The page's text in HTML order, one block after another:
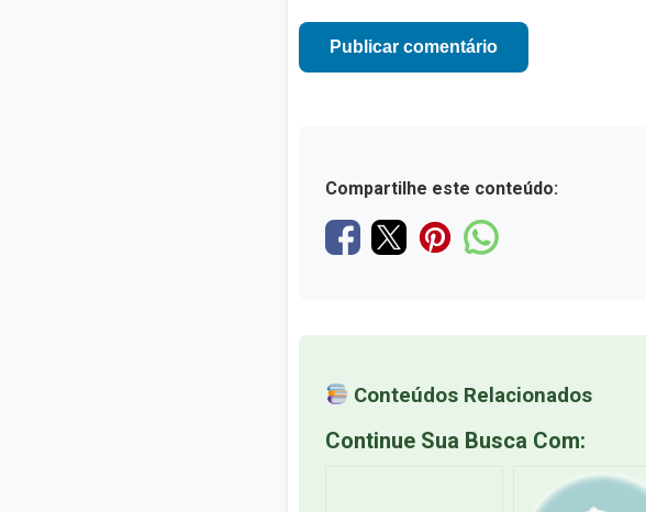
Compartilhe este conteúdo:
Conteúdos Relacionados
Continue Sua Busca Com: